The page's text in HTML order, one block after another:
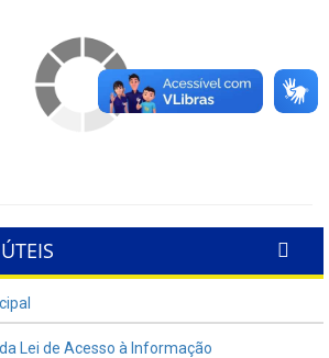
Lei de Acesso à Informação